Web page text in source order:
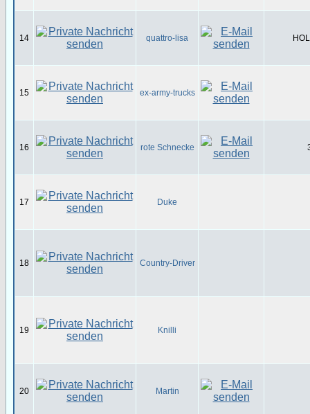
14 quattro-lisa
15 ex-army-trucks
16 rote Schnecke
17 Duke
18 Country-Driver
19 Knilli
20 Martin